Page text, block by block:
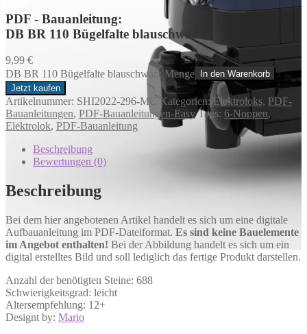
PDF - Bauanleitung:
DB BR 110 Bügelfalte blauschwarz
9,99 €
DB BR 110 Bügelfalte blauschwarz Menge
In den Warenkorb
Jetzt kaufen
Artikelnummer: SHI2022-296-MC Kategorien: Elektroloks, PDF-
Bauanleitungen, PDF-Bauanleitungen-Easy Tags: 6-Noppen,
Elektrolok, PDF-Bauanleitung
Beschreibung
Bewertungen (0)
Beschreibung
Bei dem hier angebotenen Artikel handelt es sich um eine digitale
Aufbauanleitung im PDF-Dateiformat. Es sind keine Bauelemente
im Angebot enthalten! Bei der Abbildung handelt es sich um ein
digital erstelltes Bild und soll lediglich das fertige Produkt darstellen.
Anzahl der benötigten Steine: 688
Schwierigkeitsgrad: leicht
Altersempfehlung: 12+
Designt by: Mario